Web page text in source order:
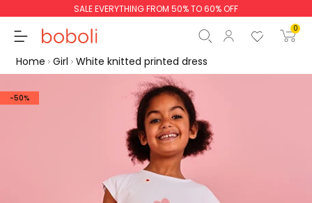
SALE EVERYTHING FROM 50% TO 60% OFF
0
Continue Start order
Home Girl White knitted printed dress
-50%